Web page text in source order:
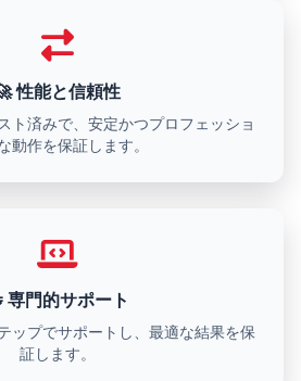
性能と信頼性
ト済みで、安定かつプロフェッショ
動作を保証します。
専門的サポート
ップでサポートし、最適な結果を保
証します。